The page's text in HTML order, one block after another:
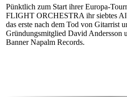
Pünktlich zum Start ihrer Europa-
FLIGHT ORCHESTRA ihr siebtes
das erste nach dem Tod von Gitarrist
Gründungsmitglied David Andersson
Banner Napalm Records.